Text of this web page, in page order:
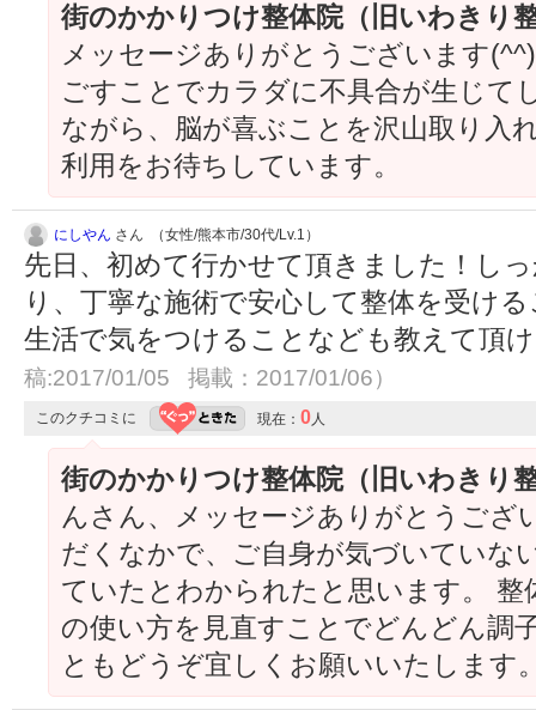
街のかかりつけ整体院（旧いわきり
メッセージありがとうございます
ごすことでカラダに不具合が生じて
ながら、脳が喜ぶことを沢山取り入
利用をお待ちしています。
にしやん さん （女性/熊本市/30代/Lv.1）
先日、初めて行かせて頂きました！し
り、丁寧な施術で安心して整体を受け
生活で気をつけることなども教えて頂
稿:2017/01/05 掲載：2017/01/06）
このクチコミに 現在： 0人
街のかかりつけ整体院（旧いわきり
んさん、メッセージありがとうござ
だくなかで、ご自身が気づいていな
ていたとわかられたと思います。
の使い方を見直すことでどんどん調
ともどうぞ宜しくお願いいたします